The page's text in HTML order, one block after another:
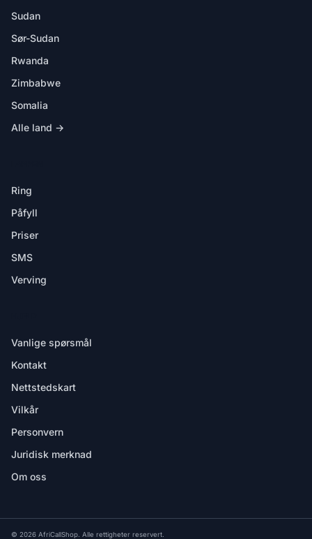
Sudan
Sør-Sudan
Rwanda
Zimbabwe
Somalia
Alle land →
Ring
Påfyll
Priser
SMS
Verving
Vanlige spørsmål
Kontakt
Nettstedskart
Vilkår
Personvern
Juridisk merknad
Om oss
© 2026 AfriCallShop. Alle rettigheter reservert.